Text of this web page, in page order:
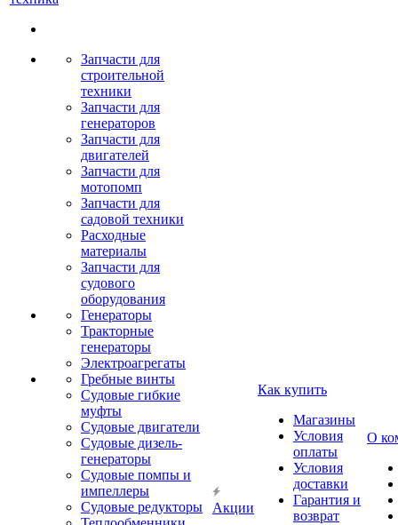
Запчасти для
строительной
техники
Запчасти для
генераторов
Запчасти для
двигателей
Запчасти для
мотопомп
Запчасти для
садовой техники
Расходные
материалы
Запчасти для
судового
оборудования
Генераторы
Тракторные
генераторы
Электроагрегаты
Гребные винты
Судовые гибкие
муфты
Судовые двигатели
Судовые дизель-
генераторы
Судовые помпы и
импеллеры
Судовые редукторы
Акции
Как купить
Магазины
Условия
оплаты
Условия
доставки
Гарантия и
возврат
О